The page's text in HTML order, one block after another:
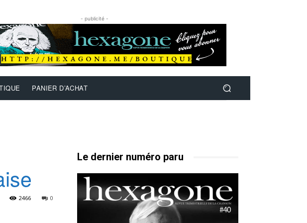
- publicité -
PANIER D’ACHAT
0
2466
Le dernier numéro paru